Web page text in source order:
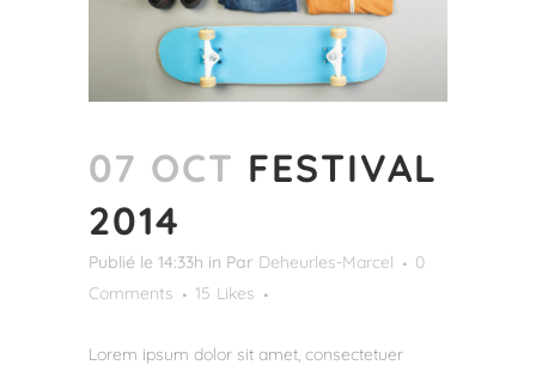
07 OCT FESTIVAL
2014
Publié le 14:33h in Par Deheurles-Marcel
0
Comments
15 Likes
Lorem ipsum dolor sit amet, consectetuer